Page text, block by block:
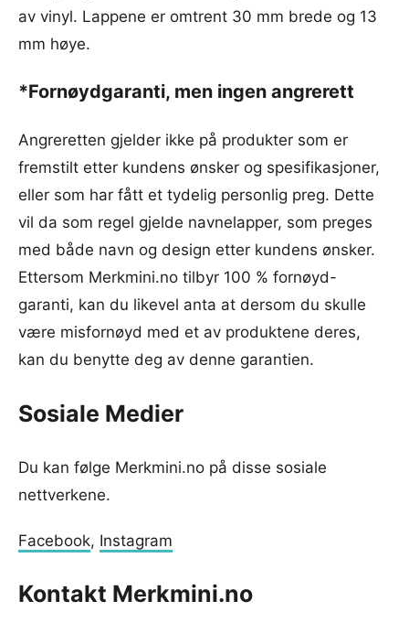
av vinyl. Lappene er omtrent 30 mm brede og 13
mm høye.
*Fornøydgaranti, men ingen angrerett
Angreretten gjelder ikke på produkter som er
fremstilt etter kundens ønsker og spesifikasjoner,
eller som har fått et tydelig personlig preg. Dette
vil da som regel gjelde navnelapper, som preges
med både navn og design etter kundens ønsker.
Ettersom Merkmini.no tilbyr 100 % fornøyd-
garanti, kan du likevel anta at dersom du skulle
være misfornøyd med et av produktene deres,
kan du benytte deg av denne garantien.
Sosiale Medier
Du kan følge Merkmini.no på disse sosiale
nettverkene.
Facebook, Instagram
Kontakt Merkmini.no